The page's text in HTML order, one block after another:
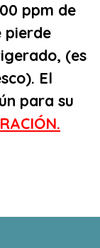
ppm de
pierde
(es
El
para su